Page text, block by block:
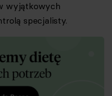
wyjątkowych
specjalisty.